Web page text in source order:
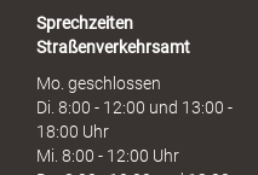
Sprechzeiten
Straßenverkehrsamt
Mo. geschlossen
Di. 8:00 - 12:00 und 13:00 -
18:00 Uhr
Mi. 8:00 - 12:00 Uhr